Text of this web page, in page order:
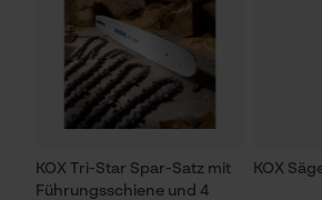
KOX Tri-Star Spar-Satz mit
Führungsschiene und 4
KOX